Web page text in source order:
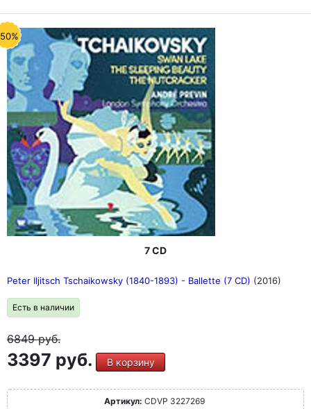
7 CD
Peter Iljitsch Tschaikowsky (1840-1893) - Ballette (7 CD) (2016)
Есть в наличии
6849руб.
3397 руб. В корзину
Артикул: CDVP 3227269